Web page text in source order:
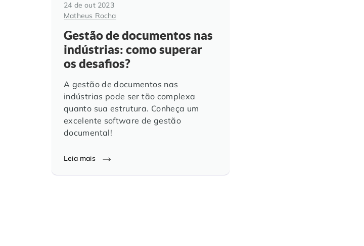
24 de out 2023
Matheus Rocha
Gestão de documentos nas
indústrias: como superar
os desafios?
A gestão de documentos nas
indústrias pode ser tão complexa
quanto sua estrutura. Conheça um
excelente software de gestão
documental!
Leia mais